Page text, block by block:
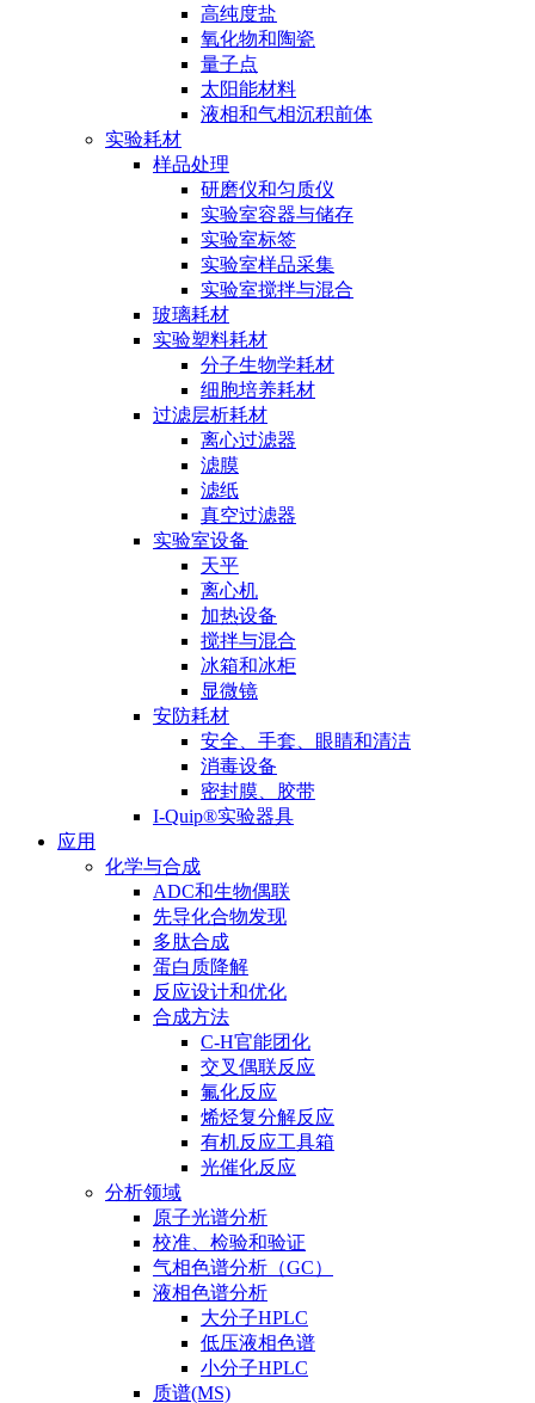
高纯度盐
氧化物和陶瓷
量子点
太阳能材料
液相和气相沉积前体
实验耗材
样品处理
研磨仪和匀质仪
实验室容器与储存
实验室标签
实验室样品采集
实验室搅拌与混合
玻璃耗材
实验塑料耗材
分子生物学耗材
细胞培养耗材
过滤层析耗材
离心过滤器
滤膜
滤纸
真空过滤器
实验室设备
天平
离心机
加热设备
搅拌与混合
冰箱和冰柜
显微镜
安防耗材
安全、手套、眼睛和清洁
消毒设备
密封膜、胶带
I-Quip®️实验器具
应用
化学与合成
ADC和生物偶联
先导化合物发现
多肽合成
蛋白质降解
反应设计和优化
合成方法
C-H官能团化
交叉偶联反应
氟化反应
烯烃复分解反应
有机反应工具箱
光催化反应
分析领域
原子光谱分析
校准、检验和验证
气相色谱分析（GC）
液相色谱分析
大分子HPLC
低压液相色谱
小分子HPLC
质谱(MS)